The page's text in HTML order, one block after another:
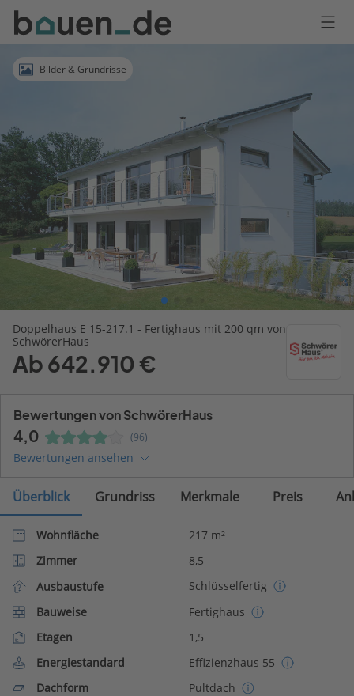
Bauen
Logo
AnmeldenBilder & Grundrisse
Doppelhaus E 15-217.1 - Fertighaus mit 200 qm von
SchwörerHaus
Ab 642.910 €
Bewertungen von SchwörerHaus
4,0 (96)
Bewertungen ansehen
Überblick Grundriss Merkmale Preis
Wohnfläche
217 m²
Zimmer
8,5
Ausbaustufe
Schlüsselfertig
Bauweise
Fertighaus
Etagen
1,5
Energiestandard
Effizienzhaus 55
Dachform
Pultdach